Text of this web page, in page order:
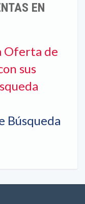
EN
Oferta de
sus
Búsqueda